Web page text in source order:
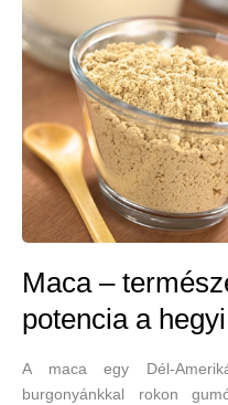
Maca –
potencia a
A maca egy Dél-
burgonyánkkal rokon